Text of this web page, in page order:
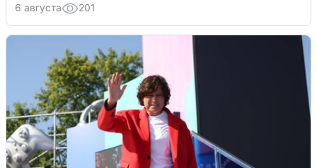
6 августа 201